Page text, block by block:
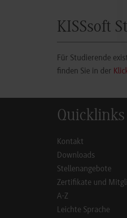
KISSsoft
Für Studierende
finden Sie in der
Quicklinks
Kontakt
Downloads
Stellenangebote
Zertifikate und
A-Z
Leichte Sprache